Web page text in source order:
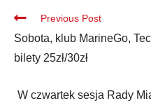
Previous Post
Sobota, klub MarineGo,
bilety 25zł/30zł
W czwartek sesja Rady